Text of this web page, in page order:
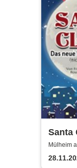
Santa
nur)
Mülheim